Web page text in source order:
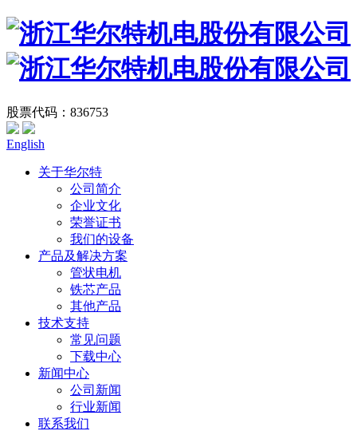
股票代码：836753
English
关于华尔特
公司简介
企业文化
荣誉证书
我们的设备
产品及解决方案
管状电机
铁芯产品
其他产品
技术支持
常见问题
下载中心
新闻中心
公司新闻
行业新闻
联系我们